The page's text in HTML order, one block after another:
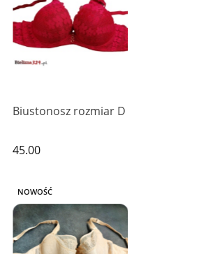
Biustonosz rozmiar D
45.00
NOWOŚĆ